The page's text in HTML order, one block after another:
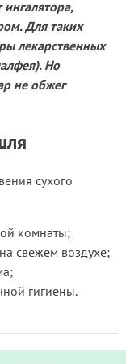
Для таких
лекарственных
Но
не обжег
сухого
комнаты;
свежем воздухе;
гигиены.